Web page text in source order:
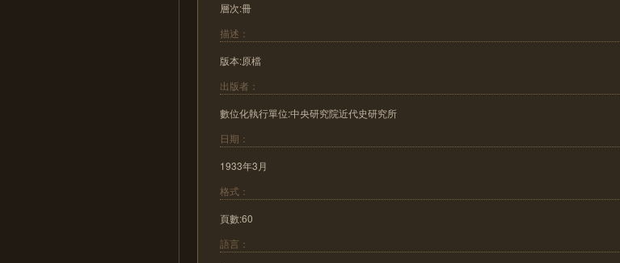
層次:冊
描述：
版本:原檔
出版者：
數位化執行單位:中央研究院近代史研究所
日期：
1933年3月
格式：
頁數:60
語言：